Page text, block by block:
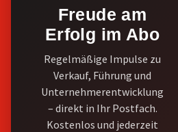
Freude am
Erfolg im Abo
Regelmäßige Impulse zu
Verkauf, Führung und
Unternehmerentwicklung
– direkt in Ihr Postfach.
Kostenlos und jederzeit